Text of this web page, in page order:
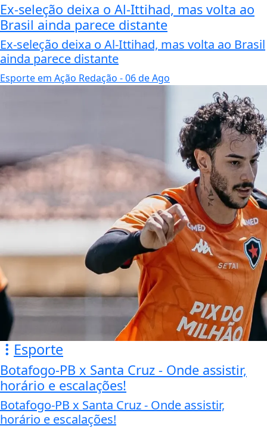
Ex-seleção deixa o Al-Ittihad, mas volta ao
Brasil ainda parece distante
Ex-seleção deixa o Al-Ittihad, mas volta ao Brasil
ainda parece distante
Esporte em Ação Redação - 06 de Ago
Esporte
Botafogo-PB x Santa Cruz - Onde assistir,
horário e escalações!
Botafogo-PB x Santa Cruz - Onde assistir,
horário e escalações!